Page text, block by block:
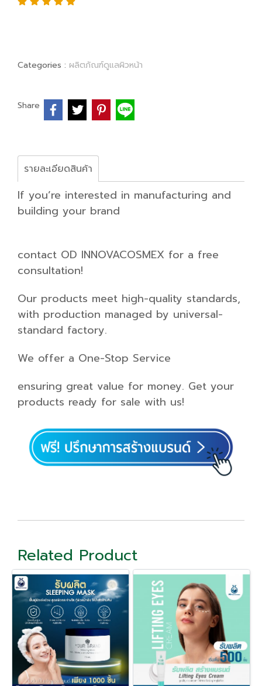
Categories : ผลิตภัณฑ์ดูแลผิวหน้า
Share
รายละเอียดสินค้า
If you’re interested in manufacturing and
building your brand
contact OD INNOVACOSMEX for a free
consultation!
Our products meet high-quality standards,
with production managed by universal-
standard factory.
We offer a One-Stop Service
ensuring great value for money. Get your
products ready for sale with us!
Related Product